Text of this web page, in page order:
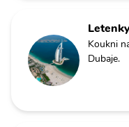
Koukni
Dubaje.